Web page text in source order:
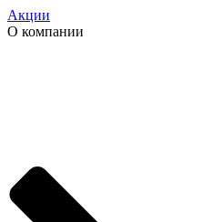
Акции
О компании